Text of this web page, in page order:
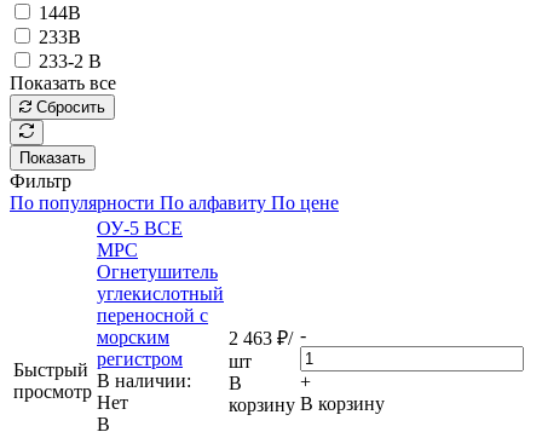
144В
233В
233-2 В
Показать все
Сбросить
Показать
Фильтр
По популярности По алфавиту По цене
Быстрый
просмотр
ОУ-5 ВСЕ
МРС
Огнетушитель
углекислотный
переносной с
морским
регистром
В наличии:
Нет
В
2 463 ₽/
шт
В
корзину
-
+
В корзину